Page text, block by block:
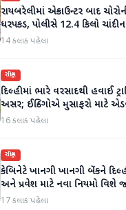
રાયબરેલીમાં એન્કાઉન્ટર બાદ
ધરપકડ, પોલીસે 12.4 કિલો
કર્યા
14 કલાક પહેલા
રાષ્ટ્રીય
દિલ્હીમાં ભારે વરસાદથી હવાઈ
અસર; ઈન્ડિગોએ મુસાફરો માટે
કરી
16 કલાક પહેલા
રાષ્ટ્રીય
કેબિનેટે ખાનગી ખાનગી બેંકને
અને પ્રવેશ માટે નવા નિયમો વિશે
17 કલાક પહેલા